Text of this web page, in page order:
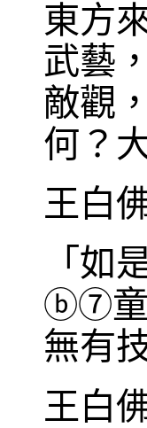
東方
武藝
敵觀
何？
王白
「如
ⓑ⑦
無有
王白